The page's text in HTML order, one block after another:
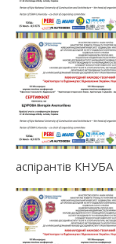
аспірантів КНУБА